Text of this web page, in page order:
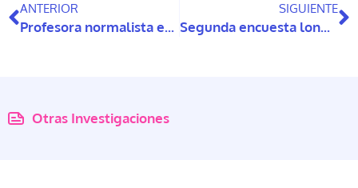
ANTERIOR
Profesora normalista es la nueva vocera de personas mayores de MICARE
SIGUIENTE
Segunda encuesta longitudinal de cuidados pone el foco en los hogares
Otras Investigaciones